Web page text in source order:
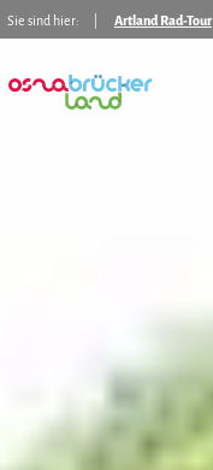
Sie sind hier: Artland Rad-Tour